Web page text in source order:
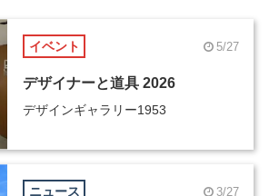
イベント 5/27
デザイナーと道具 2026
デザインギャラリー1953
ニュース 3/27